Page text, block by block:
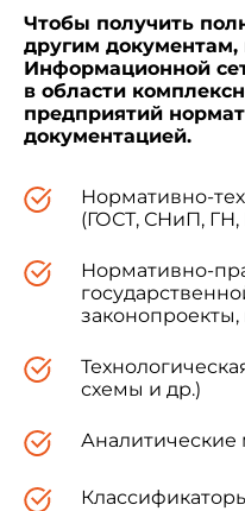
Чтобы получить
другим документам,
Информационной
в области
предприятий
документацией.
Нормативно-
(ГОСТ, СНиП, ГН,
Нормативно-
схемы и др.)
Аналитические